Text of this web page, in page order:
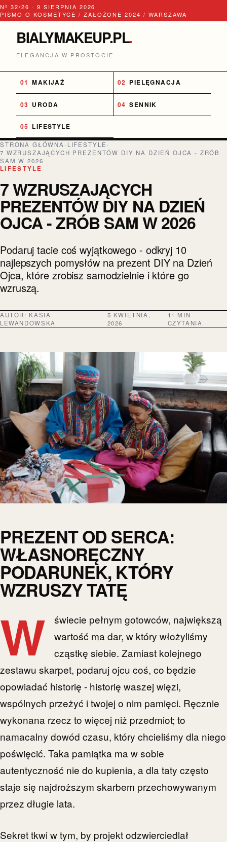
Nº 32/26 · 9 SIERPNIA 2026
PISMO O KOSMETYCE / ZAŁOŻONE 2024 / WARSZAWA
BIALYMAKEUP.PL.
ELEGANCJA W PROSTOCIE
MAKIJAŻ PIELĘGNACJA
URODA SENNIK
LIFESTYLE
STRONA GŁÓWNA› LIFESTYLE›
7 WZRUSZAJĄCYCH PREZENTÓW DIY NA DZIEŃ OJCA - ZRÓB
SAM W 2026
LIFESTYLE
7 WZRUSZAJĄCYCH
PREZENTÓW DIY NA DZIEŃ
OJCA - ZRÓB SAM W 2026
Podaruj tacie coś wyjątkowego - odkryj 10
najlepszych pomysłów na prezent DIY na Dzień
Ojca, które zrobisz samodzielnie i które go
wzruszą.
AUTOR: KASIA
LEWANDOWSKA
5 KWIETNIA,
2026
11 MIN
CZYTANIA
PREZENT OD SERCA:
WŁASNORĘCZNY
PODARUNEK, KTÓRY
WZRUSZY TATĘ
W
świecie pełnym gotowców, największą
wartość ma dar, w który włożyliśmy
cząstkę siebie. Zamiast kolejnego
zestawu skarpet, podaruj ojcu coś, co będzie
opowiadać historię - historię waszej więzi,
wspólnych przeżyć i twojej o nim pamięci. Ręcznie
wykonana rzecz to więcej niż przedmiot; to
namacalny dowód czasu, który chcieliśmy dla niego
poświęcić. Taka pamiątka ma w sobie
autentyczność nie do kupienia, a dla taty często
staje się najdroższym skarbem przechowywanym
przez długie lata.
Sekret tkwi w tym, by projekt odzwierciedlał